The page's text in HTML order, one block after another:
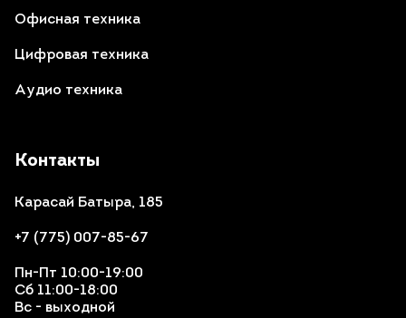
Контакты
Карасай Батыра, 185
+7 (775) 007-85-67
Пн-Пт 10:00-19:00
Сб 11:00-18:00
Вс - выходной
Офисная техника
Цифровая техника
Аудио техника